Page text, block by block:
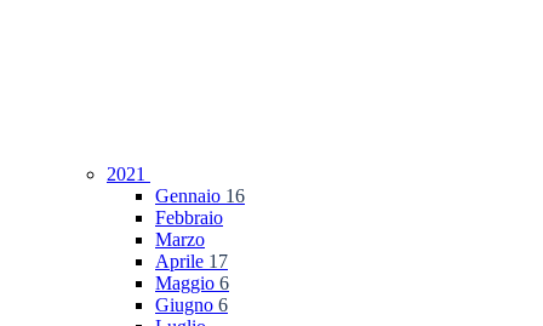
2021
Gennaio 16
Febbraio
Marzo
Aprile 17
Maggio 6
Giugno 6